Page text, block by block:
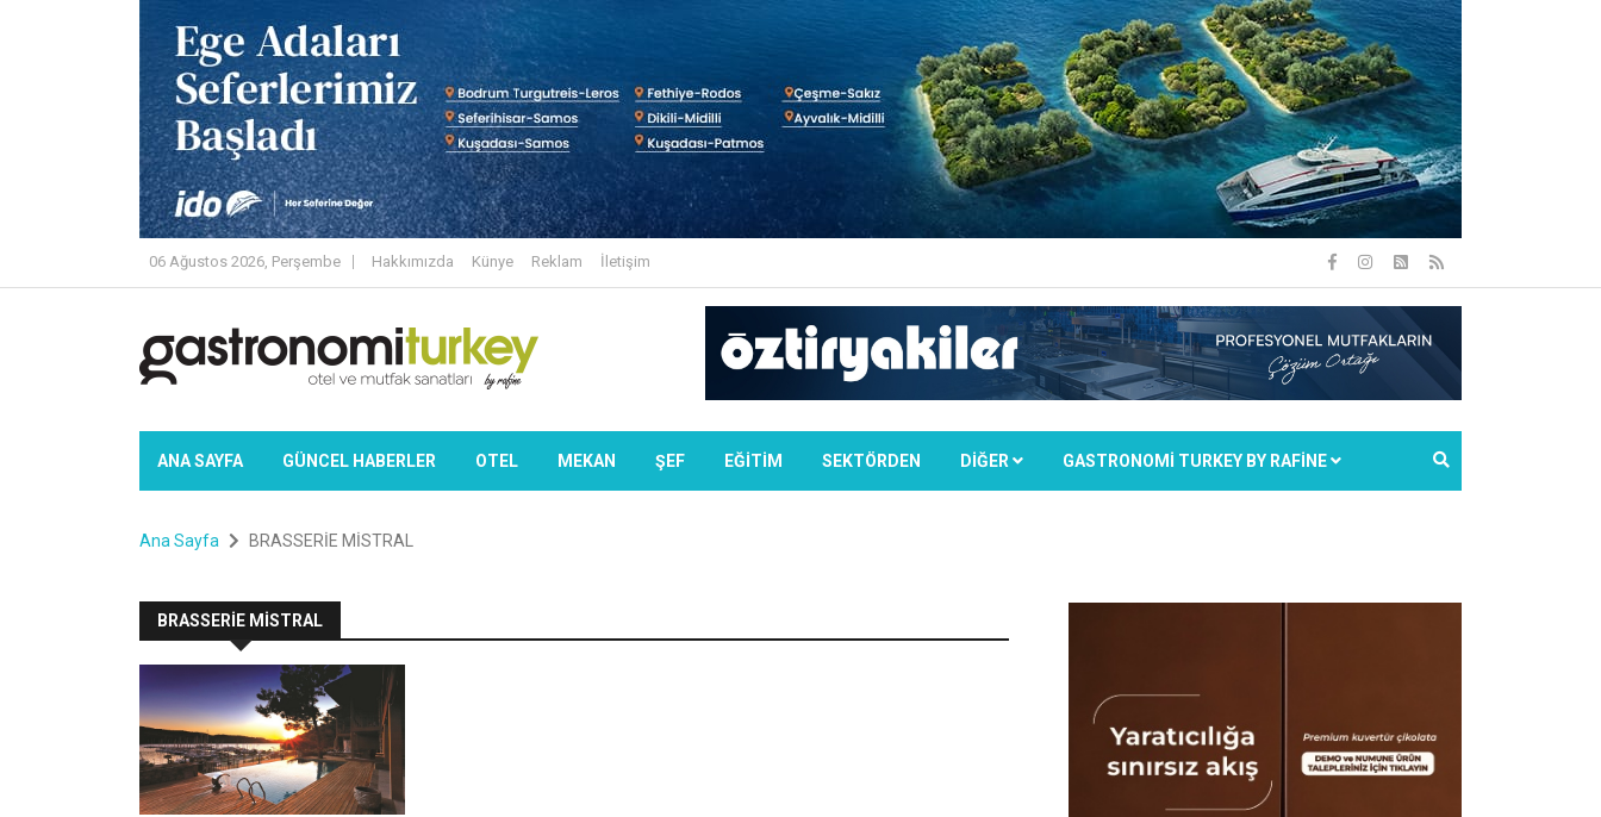
06 Ağustos 2026, Perşembe Hakkımızda Künye Reklam İletişim
ANA SAYFA GÜNCEL HABERLER OTEL MEKAN ŞEF EĞİTİM SEKTÖRDEN DIĞER GASTRONOMİ TURKEY BY RAFİNE
Ana Sayfa BRASSERİE MİSTRAL
BRASSERİE MİSTRAL